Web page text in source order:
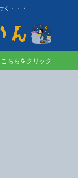
く・・・
ちらをクリック